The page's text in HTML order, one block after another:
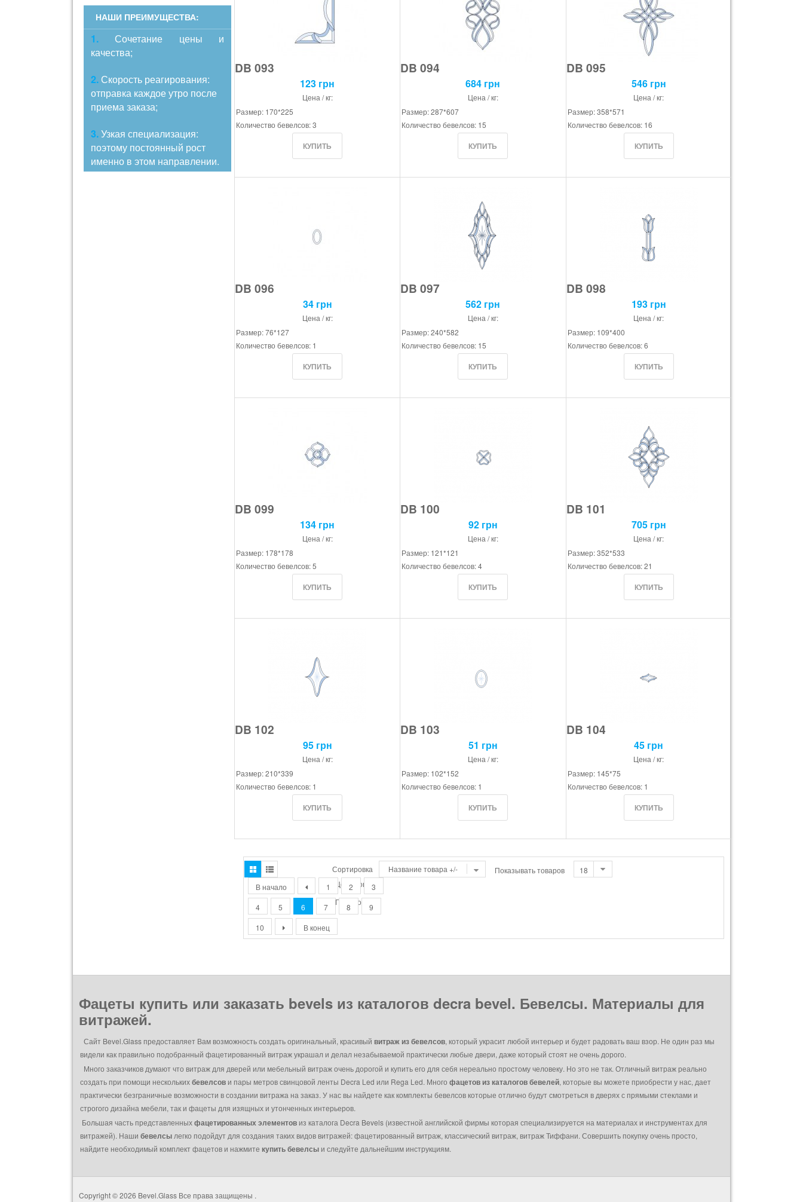
НАШИ ПРЕИМУЩЕСТВА:
1. Сочетание цены и
качества;
2. Скорость реагирования:
отправка каждое утро после
приема заказа;
3.Узкая специализация:
поэтому постоянный рост
именно в этом направлении.
DB 093
123 грн
Цена / кг:
Размер: 170*225
Количество бевелсов: 3
DB 094
684 грн
Цена / кг:
Размер: 287*607
Количество бевелсов: 15
DB 095
546 грн
Цена / кг:
Размер: 358*571
Количество бевелсов: 16
DB 096
34 грн
Цена / кг:
Размер: 76*127
Количество бевелсов: 1
DB 097
562 грн
Цена / кг:
Размер: 240*582
Количество бевелсов: 15
DB 098
193 грн
Цена / кг:
Размер: 109*400
Количество бевелсов: 6
DB 099
134 грн
Цена / кг:
Размер: 178*178
Количество бевелсов: 5
DB 100
92 грн
Цена / кг:
Размер: 121*121
Количество бевелсов: 4
DB 101
705 грн
Цена / кг:
Размер: 352*533
Количество бевелсов: 21
DB 102
95 грн
Цена / кг:
Размер: 210*339
Количество бевелсов: 1
DB 103
51 грн
Цена / кг:
Размер: 102*152
Количество бевелсов: 1
DB 104
45 грн
Цена / кг:
Размер: 145*75
Количество бевелсов: 1
Сортировка
Название товара +/-
Цена товара
Порядок
Показывать товаров
В начало
1 2
3
4
5 6 7 8
9
10
В конец
Фацеты купить или заказать bevels из каталогов decra bevel. Бевелсы. Материалы для
витражей.
Сайт Bevel.Glass предоставляет Вам возможность создать оригинальный, красивый витраж из бевелсов, который украсит любой интерьер и будет радовать ваш взор. Не один раз мы
видели как правильно подобранный фацетированный витраж украшал и делал незабываемой практически любые двери, даже который стоят не очень дорого.
Много заказчиков думают что витраж для дверей или мебельный витраж очень дорогой и купить его для себя нереально простому человеку. Но это не так. Отличный витраж реально
создать при помощи несколькихбевелсов и пары метров свинцовой ленты Decra Led или Rega Led. Много фацетов из каталогов бевелей, которые вы можете приобрести у нас, дает
практически безграничные возможности в создании витража на заказ. У нас вы найдете как комплекты бевелсов которые отлично будут смотреться в дверях с прямыми стеклами и
строгого дизайна мебели, так и фацеты для изящных и утонченных интерьеров.
Большая часть представленныхфацетированных элементов из каталога Decra Bevels (известной английской фирмы которая специализируется на материалах и инструментах для
витражей). Наши бевелсы легко подойдут для создания таких видов витражей: фацетированный витраж, классический витраж, витраж Тиффани. Совершить покупку очень просто,
найдите необходимый комплект фацетов и нажмите купить бевелсы и следуйте дальнейшим инструкциям.
Copyright © 2026 Bevel.Glass Все права защищены .